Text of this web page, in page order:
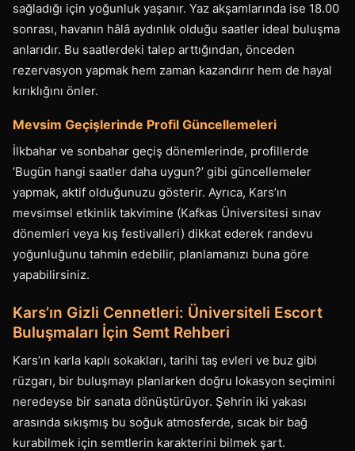
sağladığı için yoğunluk yaşanır. Yaz akşamlarında ise 18.00
sonrası, havanın hâlâ aydınlık olduğu saatler ideal buluşma
anlarıdır. Bu saatlerdeki talep arttığından, önceden
rezervasyon yapmak hem zaman kazandırır hem de hayal
kırıklığını önler.
Mevsim Geçişlerinde Profil Güncellemeleri
İlkbahar ve sonbahar geçiş dönemlerinde, profillerde
‘Bugün hangi saatler daha uygun?’ gibi güncellemeler
yapmak, aktif olduğunuzu gösterir. Ayrıca, Kars’ın
mevsimsel etkinlik takvimine (Kafkas Üniversitesi sınav
dönemleri veya kış festivalleri) dikkat ederek randevu
yoğunluğunu tahmin edebilir, planlamanızı buna göre
yapabilirsiniz.
Kars’ın Gizli Cennetleri: Üniversiteli Escort
Buluşmaları İçin Semt Rehberi
Kars’ın karla kaplı sokakları, tarihi taş evleri ve buz gibi
rüzgarı, bir buluşmayı planlarken doğru lokasyon seçimini
neredeyse bir sanata dönüştürüyor. Şehrin iki yakası
arasında sıkışmış bu soğuk atmosferde, sıcak bir bağ
kurabilmek için semtlerin karakterini bilmek şart.